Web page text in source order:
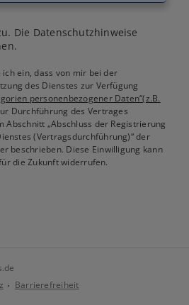
Die Datenschutzhinweise
ein, dass von mir bei der
des Dienstes zur Verfügung
personenbezogener Daten“(z.B.
Durchführung des Vertrages
„Abschluss der Registrierung
(Vertragsdurchführung)“ der
beschrieben. Diese Einwilligung kann
die Zukunft widerrufen.
Barrierefreiheit